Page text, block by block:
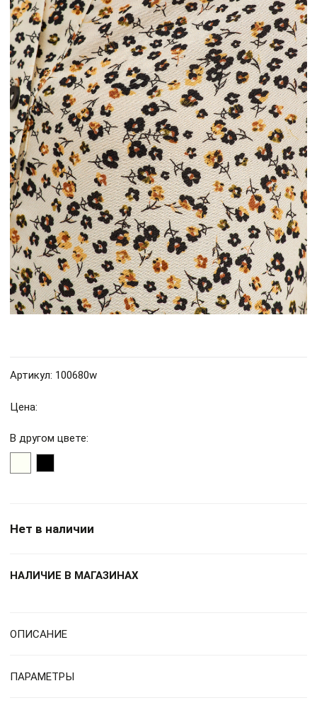
Артикул: 100680w
Цена:
В другом цвете:
Нет в наличии
НАЛИЧИЕ В МАГАЗИНАХ
ОПИСАНИЕ
ПАРАМЕТРЫ